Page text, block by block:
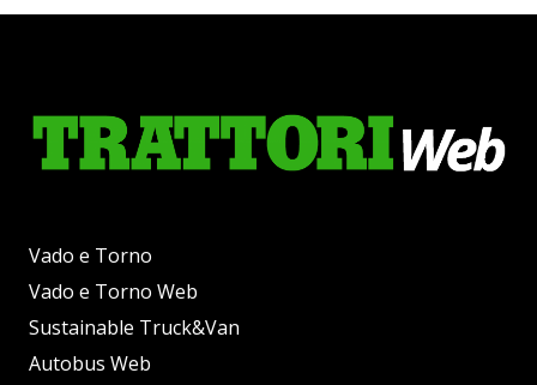
Vado e Torno
Vado e Torno Web
Sustainable Truck&Van
Autobus Web